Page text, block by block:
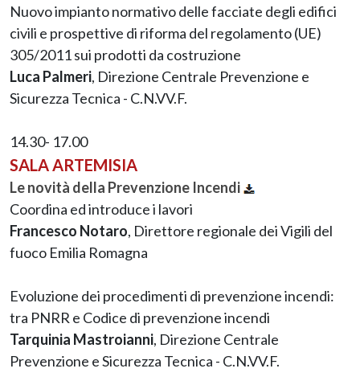
Nuovo impianto normativo delle facciate degli edifici
civili e prospettive di riforma del regolamento (UE)
305/2011 sui prodotti da costruzione
Luca Palmeri, Direzione Centrale Prevenzione e
Sicurezza Tecnica - C.N.VV.F.
14.30- 17.00
SALA ARTEMISIA
Le novità della Prevenzione Incendi
Coordina ed introduce i lavori
Francesco Notaro, Direttore regionale dei Vigili del
fuoco Emilia Romagna
Evoluzione dei procedimenti di prevenzione incendi:
tra PNRR e Codice di prevenzione incendi
Tarquinia Mastroianni, Direzione Centrale
Prevenzione e Sicurezza Tecnica - C.N.VV.F.